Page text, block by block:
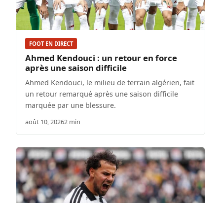
FOOT EN DIRECT
Ahmed Kendouci : un retour en force
après une saison difficile
Ahmed Kendouci, le milieu de terrain algérien, fait
un retour remarqué après une saison difficile
marquée par une blessure.
août 10, 20262 min